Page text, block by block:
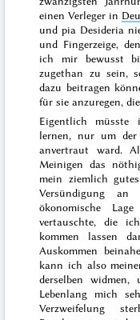
einen Verleger in
und pia Desideria
und Fingerzeige,
ich mir bewusst
zugethan zu sein,
dazu beitragen
für sie anzuregen,
Eigentlich müsste
lernen, nur um
anvertraut ward.
Meinigen das
mein ziemlich
Versündigung
ökonomische
vertauschte, die
kommen lassen
Auskommen
kann ich also
derselben
Lebenlang mich
Verzweifelung